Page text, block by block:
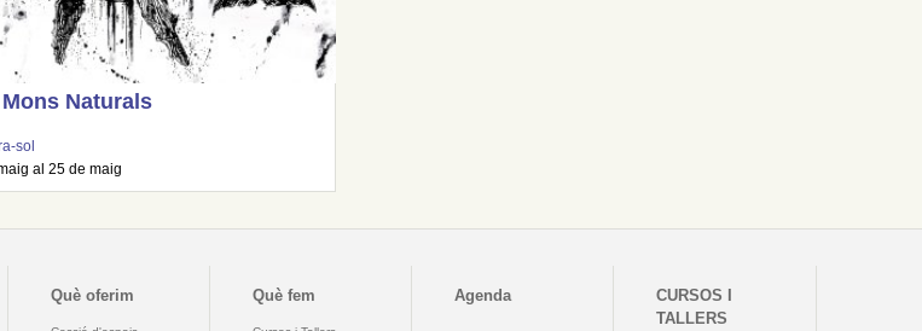
Naturals
sol
al 25 de maig
Què oferim Què fem Agenda
CURSOS I
TALLERS